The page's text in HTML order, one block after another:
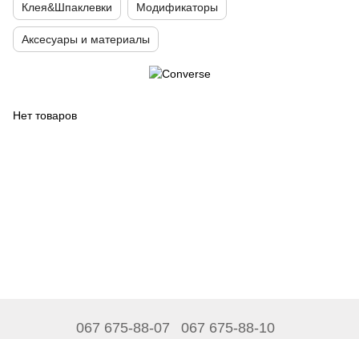
Клея&Шпаклевки Модификаторы
Аксесуары и материалы
Нет товаров
067 675-88-07 067 675-88-10